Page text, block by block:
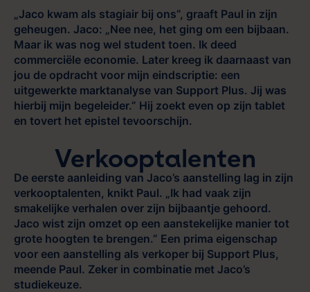
„Jaco kwam als stagiair bij ons”, graaft Paul in zijn
geheugen. Jaco: „Nee nee, het ging om een bijbaan.
Maar ik was nog wel student toen. Ik deed
commerciële economie. Later kreeg ik daarnaast van
jou de opdracht voor mijn eindscriptie: een
uitgewerkte marktanalyse van Support Plus. Jij was
hierbij mijn begeleider.” Hij zoekt even op zijn tablet
en tovert het epistel tevoorschijn.
Verkooptalenten
De eerste aanleiding van Jaco’s aanstelling lag in zijn
verkooptalenten, knikt Paul. „Ik had vaak zijn
smakelijke verhalen over zijn bijbaantje gehoord.
Jaco wist zijn omzet op een aanstekelijke manier tot
grote hoogten te brengen.” Een prima eigenschap
voor een aanstelling als verkoper bij Support Plus,
meende Paul. Zeker in combinatie met Jaco’s
studiekeuze.